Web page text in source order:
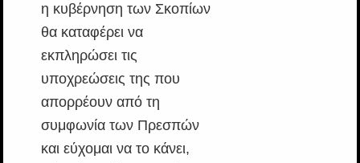
η κυβέρνηση των Σκοπίων
θα καταφέρει να
εκπληρώσει τις
υποχρεώσεις της που
απορρέουν από τη
συμφωνία των Πρεσπών
και εύχομαι να το κάνει,